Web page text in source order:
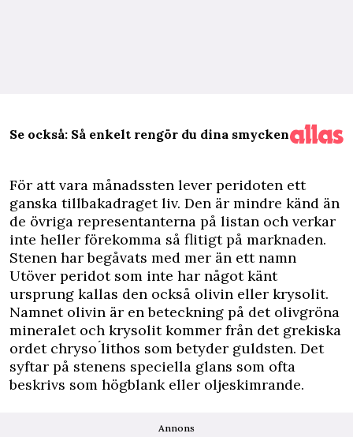
Se också: Så enkelt rengör du dina smycken
För att vara månadssten lever peridoten ett
ganska tillbakadraget liv. Den är mindre känd än
de övriga representanterna på listan och verkar
inte heller förekomma så flitigt på marknaden.
Stenen har begåvats med mer än ett namn
Utöver peridot som inte har något känt
ursprung kallas den också olivin eller krysolit.
Namnet olivin är en beteckning på det olivgröna
mineralet och krysolit kommer från det grekiska
ordet chryso ́lithos som betyder guldsten. Det
syftar på stenens speciella glans som ofta
beskrivs som högblank eller oljeskimrande.
Annons